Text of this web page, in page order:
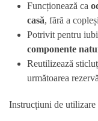
Funcționează ca
casă, fără a
Potrivit pentru
componente
Reutilizează
următoarea
Instrucțiuni de utilizare